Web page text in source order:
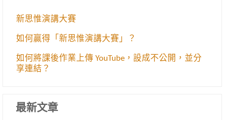
新思惟演講大賽
如何贏得「新思惟演講大賽」？
如何將課後作業上傳 YouTube，設成不公開，並分
享連結？
最新文章